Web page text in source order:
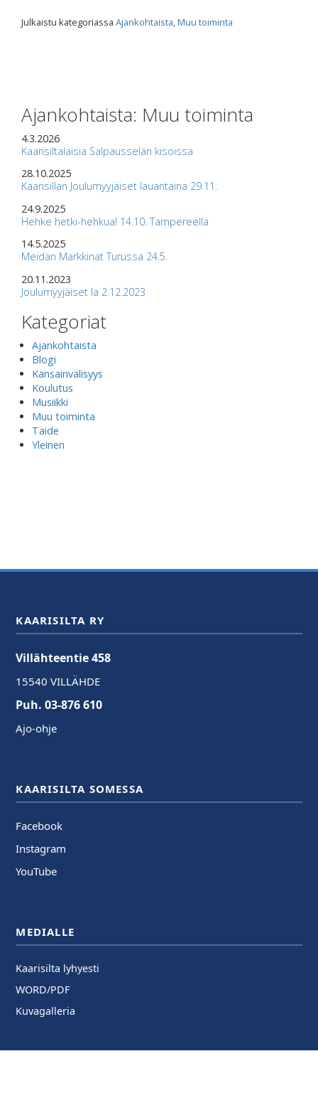
Julkaistu kategoriassa Ajankohtaista,Muu toiminta
Ajankohtaista: Muu toiminta
4.3.2026
Kaarisiltalaisia Salpausselän kisoissa
28.10.2025
Kaarisillan Joulumyyjäiset lauantaina 29.11.
24.9.2025
Hehke hetki-hehkua! 14.10. Tampereella
14.5.2025
Meidän Markkinat Turussa 24.5.
20.11.2023
Joulumyyjäiset la 2.12.2023
Kategoriat
Ajankohtaista
Blogi
Kansainvälisyys
Koulutus
Musiikki
Muu toiminta
Taide
Yleinen
KAARISILTA RY
Villähteentie 458
15540 VILLÄHDE
Puh. 03-876 610
Ajo-ohje
KAARISILTA SOMESSA
Facebook
Instagram
YouTube
MEDIALLE
Kaarisilta lyhyesti
WORD/PDF
Kuvagalleria